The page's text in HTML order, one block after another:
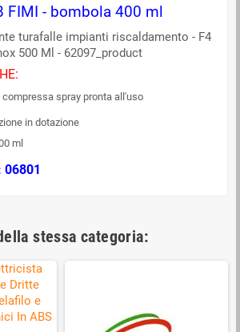
FIMI - bombola 400 ml
spray pronta all'uso
in dotazione
ml
06801
stessa categoria: